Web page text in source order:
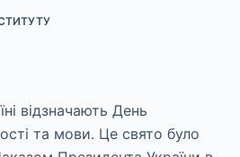
відзначають День
та мови. Це свято було